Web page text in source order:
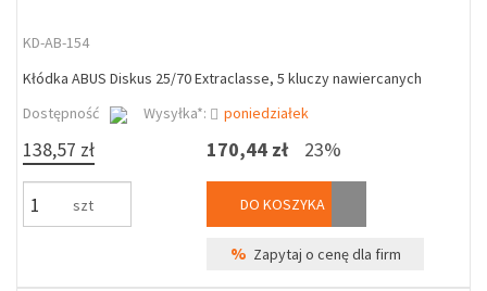
KD-AB-154
Kłódka ABUS Diskus 25/70 Extraclasse, 5 kluczy nawiercanych
Dostępność
Wysyłka*: poniedziałek
138,57 zł
szt
170,44 zł 23%
DO KOSZYKA
% Zapytaj o cenę dla firm